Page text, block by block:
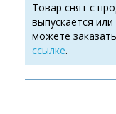
Товар снят с
выпускается
можете
ссылке.